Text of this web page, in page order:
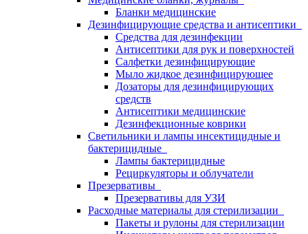
Бланки медицинские
Дезинфицирующие средства и антисептики
Средства для дезинфекции
Антисептики для рук и поверхностей
Салфетки дезинфицирующие
Мыло жидкое дезинфицирующее
Дозаторы для дезинфицирующих
средств
Антисептики медицинские
Дезинфекционные коврики
Светильники и лампы инсектицидные и
бактерицидные
Лампы бактерицидные
Рециркуляторы и облучатели
Презервативы
Презервативы для УЗИ
Расходные материалы для стерилизации
Пакеты и рулоны для стерилизации